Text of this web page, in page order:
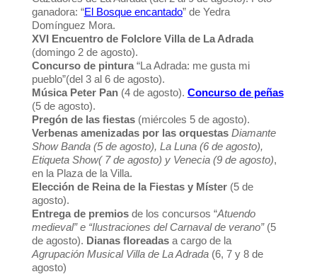
ganadora: “El Bosque encantado” de Yedra
Domínguez Mora.
XVI Encuentro de Folclore Villa de La Adrada
(domingo 2 de agosto).
Concurso de pintura “La Adrada: me gusta mi
pueblo”(del 3 al 6 de agosto).
Música Peter Pan(4 de agosto). Concurso de peñas
(5 de agosto).
Pregón de las fiestas (miércoles 5 de agosto).
Verbenas amenizadas por las orquestas Diamante
Show Banda (5 de agosto), La Luna (6 de agosto),
Etiqueta Show( 7 de agosto) y Venecia (9 de agosto),
en la Plaza de la Villa.
Elección de Reina de la Fiestas y Míster(5 de
agosto).
Entrega de premiosde los concursos “Atuendo
medieval” e “Ilustraciones del Carnaval de verano”(5
de agosto). Dianas floreadasa cargo de la
Agrupación Musical Villa de La Adrada(6, 7 y 8 de
agosto)